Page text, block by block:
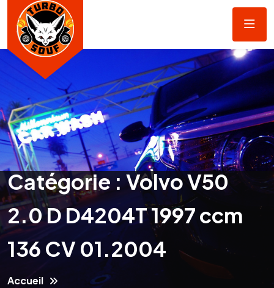
Catégorie :Volvo V50
2.0 D D4204T 1997 ccm
136 CV 01.2004
Accueil